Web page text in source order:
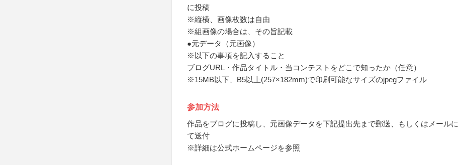
に投稿
※縦横、画像枚数は自由
※組画像の場合は、その旨記載
●元データ（元画像）
※以下の事項を記入すること
ブログURL・作品タイトル・当コンテストをどこで知ったか（任意）
※15MB以下、B5以上(257×182mm)で印刷可能なサイズのjpegファイル
参加方法
作品をブログに投稿し、元画像データを下記提出先まで郵送、もしくはメールに
て送付
※詳細は公式ホームページを参照